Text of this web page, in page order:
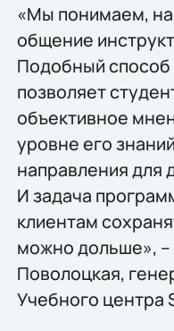
«Мы понимаем,
общение
Подобный
позволяет
объективное
уровне его
направления для
И задача
клиентам
можно дольше», –
Поволоцкая,
Учебного центра